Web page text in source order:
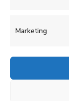
Marketing